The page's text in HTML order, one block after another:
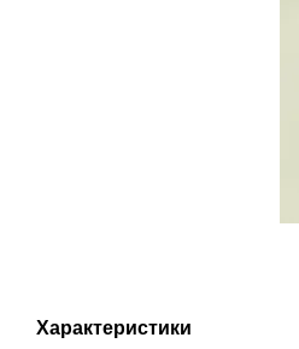
Характеристики